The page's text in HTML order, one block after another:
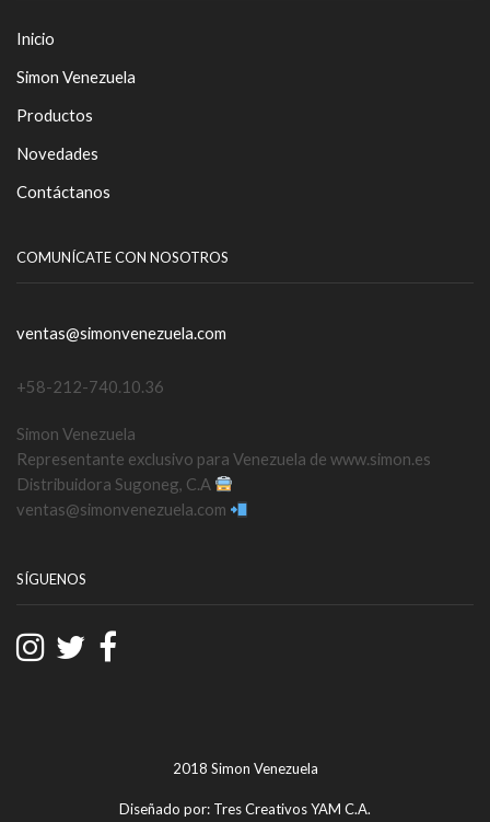
Inicio
Simon Venezuela
Productos
Novedades
Contáctanos
COMUNÍCATE CON NOSOTROS
ventas@simonvenezuela.com
+58-212-740.10.36
Simon Venezuela
Representante exclusivo para Venezuela de www.simon.es
Distribuidora Sugoneg, C.A
ventas@simonvenezuela.com
SÍGUENOS
2018 Simon Venezuela
Diseñado por: Tres Creativos YAM C.A.